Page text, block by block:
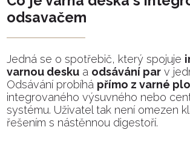
odsavačem
Jedná se o spotřebič, který spojuje
varnou deskua odsávání parv
Odsávání probíhá přímo z varné
integrovaného výsuvného nebo
systému. Uživatel tak není omezen
řešením s nástěnnou digestoří.